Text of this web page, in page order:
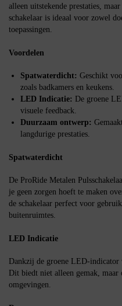
alleen uitstekende prestaties,
schakelaar is ideaal voor zowel
toepassingen.
Voordelen
Spatwaterdicht: Geschikt
zoals badkamers en keukens.
LED Indicatie: De groene
visuele feedback.
Duurzaam ontwerp:
langdurige prestaties.
Spatwaterdicht
De ProRide Metalen
je geen zorgen hoeft te maken
de schakelaar perfect voor
buitenruimtes.
LED Indicatie
Dankzij de groene LED-
Dit biedt niet alleen gemak,
omgevingen.